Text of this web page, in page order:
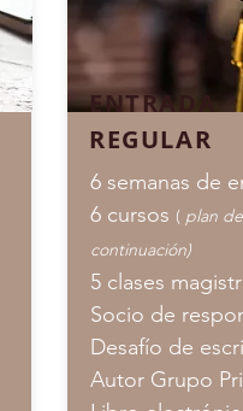
ENTRADA
REGULAR
6 semanas de
6 cursos ( plan
continuación)
5 clases
Socio de
Desafío de
Autor Grupo